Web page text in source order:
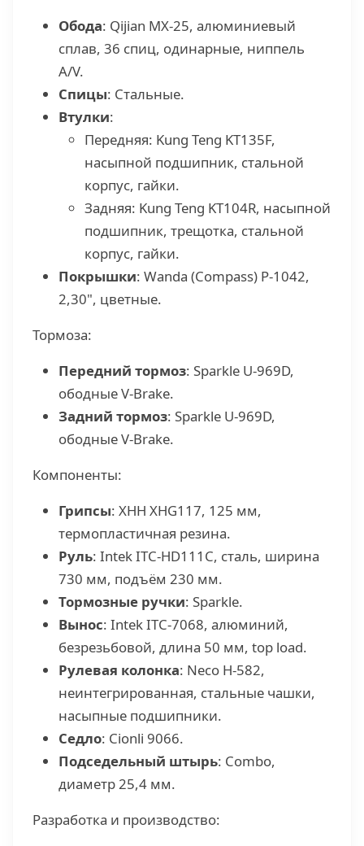
Обода: Qijian MX-25, алюминиевый
сплав, 36 спиц, одинарные, ниппель
A/V.
Спицы: Стальные.
Втулки:
Передняя: Kung Teng KT135F,
насыпной подшипник, стальной
корпус, гайки.
Задняя: Kung Teng KT104R, насыпной
подшипник, трещотка, стальной
корпус, гайки.
Покрышки: Wanda (Compass) P-1042,
2,30", цветные.
Тормоза:
Передний тормоз: Sparkle U-969D,
ободные V-Brake.
Задний тормоз: Sparkle U-969D,
ободные V-Brake.
Компоненты:
Грипсы: XHH XHG117, 125 мм,
термопластичная резина.
Руль: Intek ITC-HD111C, сталь, ширина
730 мм, подъём 230 мм.
Тормозные ручки: Sparkle.
Вынос: Intek ITC-7068, алюминий,
безрезьбовой, длина 50 мм, top load.
Рулевая колонка: Neco H-582,
неинтегрированная, стальные чашки,
насыпные подшипники.
Седло: Cionli 9066.
Подседельный штырь: Combo,
диаметр 25,4 мм.
Разработка и производство: